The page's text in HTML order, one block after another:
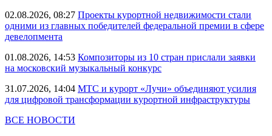
02.08.2026, 08:27 Проекты курортной недвижимости стали
одними из главных победителей федеральной премии в сфере
девелопмента
01.08.2026, 14:53 Композиторы из 10 стран прислали заявки
на московский музыкальный конкурс
31.07.2026, 14:04 МТС и курорт «Лучи» объединяют усилия
для цифровой трансформации курортной инфраструктуры
ВСЕ НОВОСТИ